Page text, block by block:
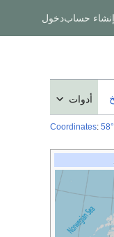
إنشاء حسابدخول
أدوات
Coordinates: